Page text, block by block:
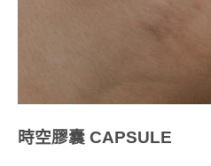
時空膠囊 CAPSULE